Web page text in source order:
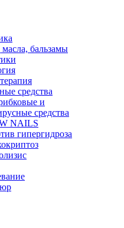
бальзамы
средства
и
средства
NAILS
гипергидроза